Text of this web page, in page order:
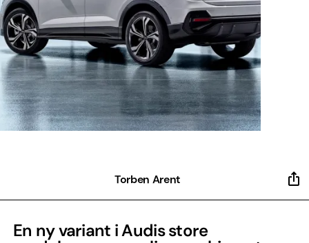
Torben Arent
En ny variant i Audis store